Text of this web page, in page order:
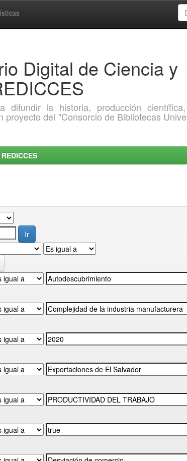
Digital de Ciencia y
difundir la historia, producción
del "Consorcio de Bibliotecas